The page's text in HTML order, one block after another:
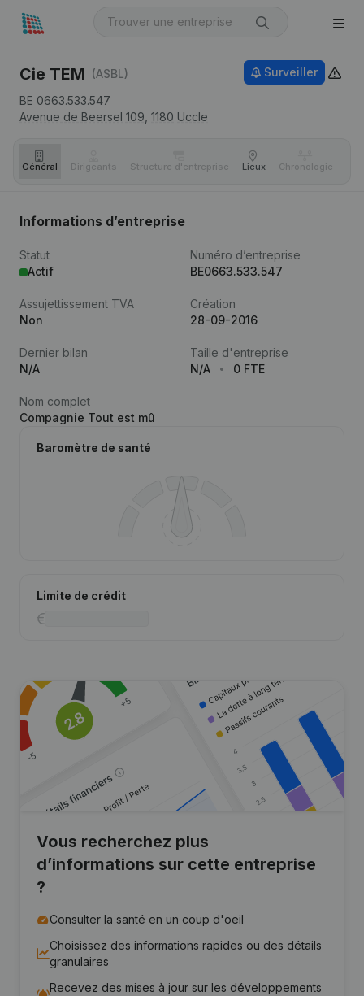
Cie TEM (ASBL)
BE 0663.533.547
Avenue de Beersel 109, 1180 Uccle
Surveiller
Général Dirigeants Structure d'entreprise Lieux Chronologie
Informations d’entreprise
Statut
Actif
Numéro d’entreprise
BE0663.533.547
Assujettissement TVA
Non
Création
28-09-2016
Dernier bilan
N/A
Taille d'entreprise
N/A
0 FTE
Nom complet
Compagnie Tout est mû
Baromètre de santé
Limite de crédit
Vous recherchez plus
d’informations sur cette entreprise
?
Consulter la santé en un coup d'oeil
Choisissez des informations rapides ou des détails
granulaires
Recevez des mises à jour sur les développements